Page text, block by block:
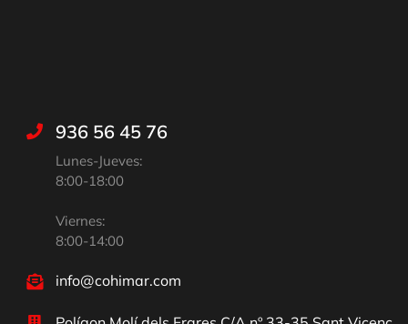
936 56 45 76
Lunes-Jueves:
8:00-18:00
Viernes:
8:00-14:00
info@cohimar.com